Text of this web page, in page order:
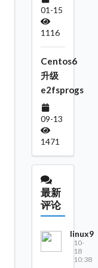
01-15
1116
Centos6
升级
e2fsprogs
09-13
1471
最新
评论
linux9
10-
18
10:38